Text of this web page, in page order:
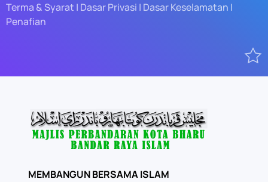
Terma & Syarat | Dasar Privasi | Dasar Keselamatan |
Penafian
MEMBANGUN BERSAMA ISLAM